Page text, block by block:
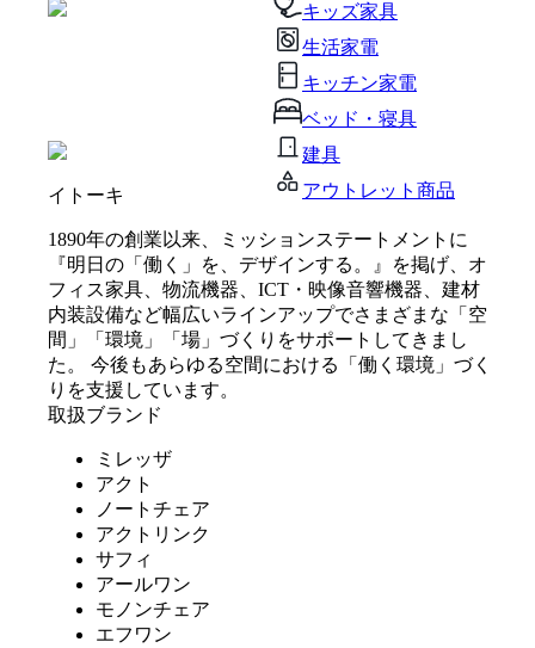
キッズ家具
生活家電
キッチン家電
ベッド・寝具
建具
アウトレット商品
イトーキ
1890年の創業以来、ミッションステートメントに
『明日の「働く」を、デザインする。』を掲げ、オ
フィス家具、物流機器、ICT・映像音響機器、建材
内装設備など幅広いラインアップでさまざまな「空
間」「環境」「場」づくりをサポートしてきまし
た。 今後もあらゆる空間における「働く環境」づく
りを支援しています。
取扱ブランド
ミレッザ
アクト
ノートチェア
アクトリンク
サフィ
アールワン
モノンチェア
エフワン